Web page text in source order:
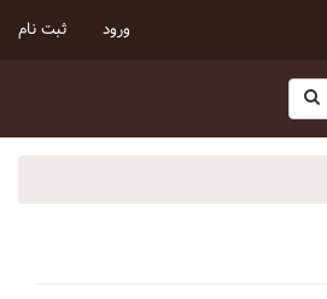
ورود ثبت نام